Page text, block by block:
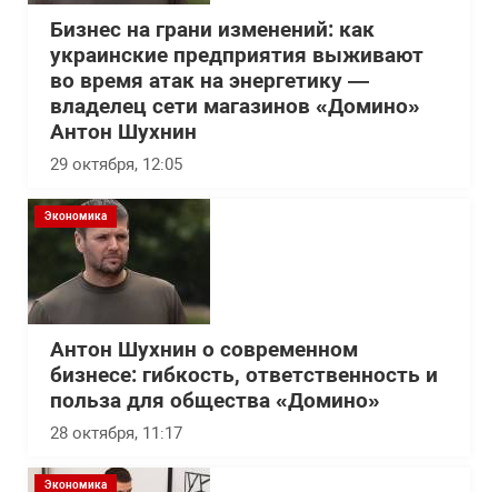
Бизнес на грани изменений: как
украинские предприятия выживают
во время атак на энергетику —
владелец сети магазинов «Домино»
Антон Шухнин
29 октября, 12:05
Экономика
Антон Шухнин о современном
бизнесе: гибкость, ответственность и
польза для общества «Домино»
28 октября, 11:17
Экономика